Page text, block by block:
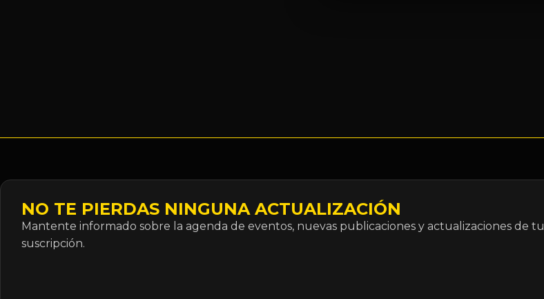
NO TE PIERDAS NINGUNA ACTUALIZACIÓN
Mantente informado sobre la agenda de eventos, nuevas publicaciones y actualizaciones de tu
suscripción.